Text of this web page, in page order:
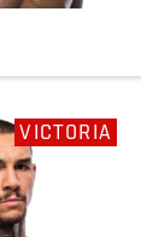
VICTORIA